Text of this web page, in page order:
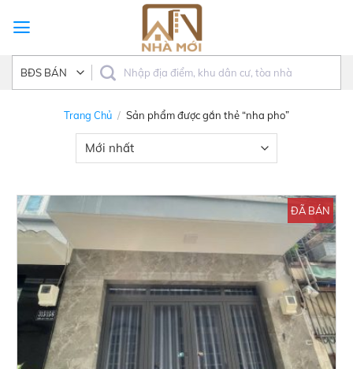
Trang Chủ / Sản phẩm được gắn thẻ “nha pho”
ĐÃ BÁN